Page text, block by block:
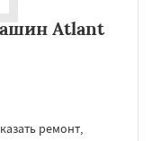
Atlant
ремонт,